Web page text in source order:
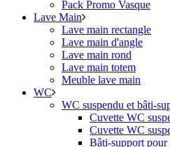
Pack Promo Vasque
Lave Main
Lave main rectangle
Lave main d'angle
Lave main rond
Lave main totem
Meuble lave main
WC
WC suspendu et bâti-
Cuvette WC
Cuvette WC
Bâti-support pour